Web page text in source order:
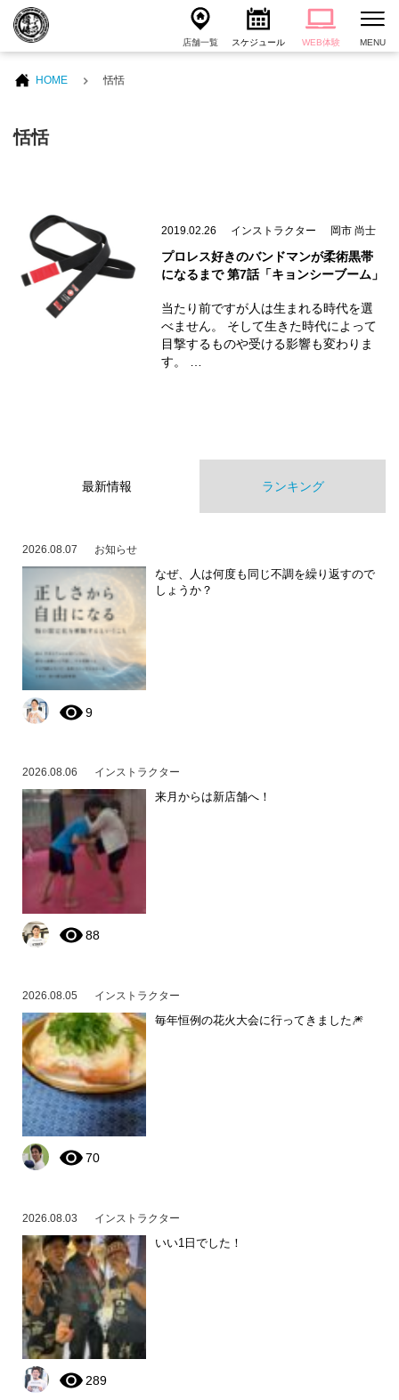
店舗一覧 スケジュール WEB体験 MENU
HOME 恬恬
恬恬
2019.02.26 インストラクター 岡市 尚士
プロレス好きのバンドマンが柔術黒帯
になるまで 第7話「キョンシーブーム」
当たり前ですが人は生まれる時代を選
べません。 そして生きた時代によって
目撃するものや受ける影響も変わりま
す。 …
最新情報 ランキング
2026.08.07 お知らせ
なぜ、人は何度も同じ不調を繰り返すので
しょうか？
9
2026.08.06 インストラクター
来月からは新店舗へ！
88
2026.08.05 インストラクター
毎年恒例の花火大会に行ってきました🎆
70
2026.08.03 インストラクター
いい1日でした！
289